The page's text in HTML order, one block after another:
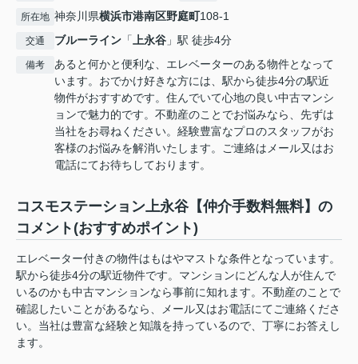
所在地 神奈川県横浜市港南区野庭町108-1
交通 ブルーライン 「上永谷 」駅 徒歩4分
備考
あると何かと便利な、エレベーターのある物件となって
います。おでかけ好きな方には、駅から徒歩4分の駅近
物件がおすすめです。住んでいて心地の良い中古マンシ
ョンで魅力的です。不動産のことでお悩みなら、先ずは
当社をお尋ねください。経験豊富なプロのスタッフがお
客様のお悩みを解消いたします。ご連絡はメール又はお
電話にてお待ちしております。
コスモステーション上永谷【仲介手数料無料】の
コメント(おすすめポイント)
エレベーター付きの物件はもはやマストな条件となっています。
駅から徒歩4分の駅近物件です。マンションにどんな人が住んで
いるのかも中古マンションなら事前に知れます。不動産のことで
確認したいことがあるなら、メール又はお電話にてご連絡くださ
い。当社は豊富な経験と知識を持っているので、丁寧にお答えし
ます。